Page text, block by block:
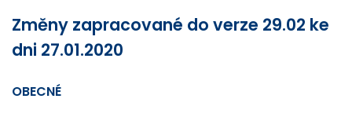
Změny zapracované do verze 29.02 ke
dni 27.01.2020
OBECNÉ